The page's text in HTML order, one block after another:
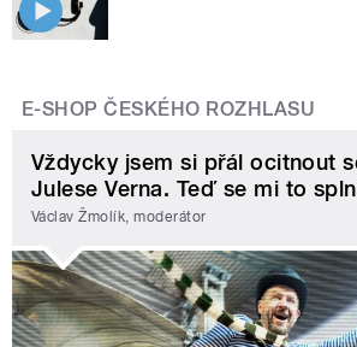
E-SHOP ČESKÉHO ROZHLASU
Vždycky jsem si přál ocitnout
Julese Verna. Teď se mi to
Václav Žmolík, moderátor